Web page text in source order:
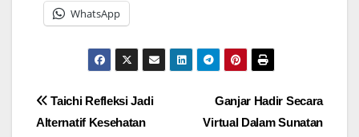
WhatsApp
Navigasi
Ganjar Hadir Secara
Virtual Dalam Sunatan
Taichi Refleksi Jadi
Alternatif Kesehatan